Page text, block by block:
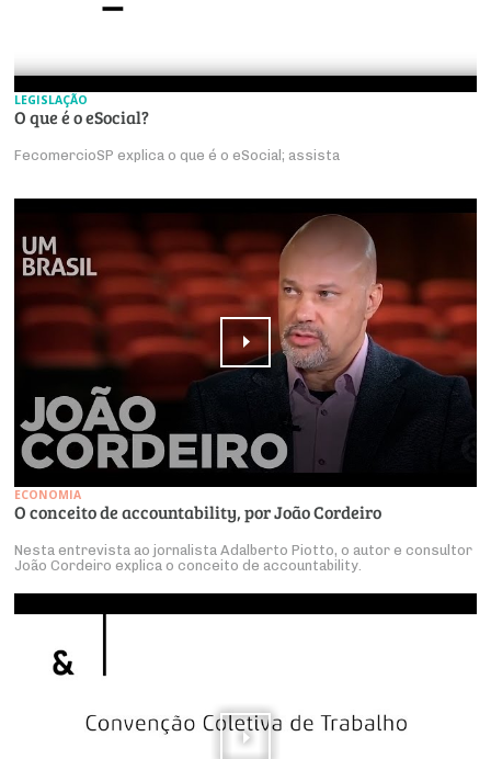
LEGISLAÇÃO
O que é o eSocial?
FecomercioSP explica o que é o eSocial; assista
ECONOMIA
O conceito de accountability, por João Cordeiro
Nesta entrevista ao jornalista Adalberto Piotto, o autor e consultor
João Cordeiro explica o conceito de accountability.